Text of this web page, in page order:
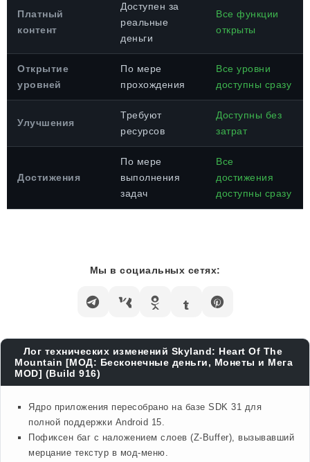
Платный
контент
Доступен за
реальные
деньги
Все функции
открыты
Открытие
уровней
По мере
прохождения
Все уровни
доступны сразу
Улучшения
Требуют
ресурсов
Доступны без
затрат
Достижения
По мере
выполнения
задач
Все
достижения
доступны сразу
Мы в социальных сетях:
Лог технических изменений Skyland: Heart Of The
Mountain [МОД: Бесконечные деньги, Монеты и Мега
MOD] (Build 916)
Ядро приложения пересобрано на базе SDK 31 для
полной поддержки Android 15.
Пофиксен баг с наложением слоев (Z-Buffer), вызывавший
мерцание текстур в мод-меню.